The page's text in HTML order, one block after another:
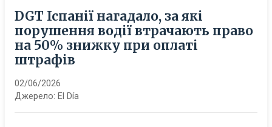
DGT Іспанії нагадало, за які
порушення водії втрачають право
на 50% знижку при оплаті
штрафів
02/06/2026
Джерело: El Día